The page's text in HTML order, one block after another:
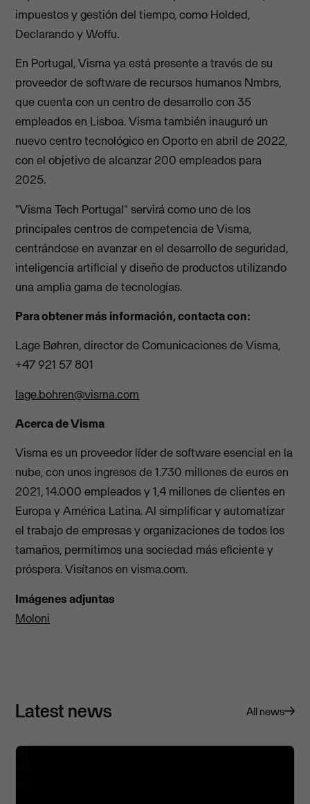
impuestos y gestión del tiempo, como Holded,
Declarando y Woffu.
En Portugal, Visma ya está presente a través de su
proveedor de software de recursos humanos Nmbrs,
que cuenta con un centro de desarrollo con 35
empleados en Lisboa. Visma también inauguró un
nuevo centro tecnológico en Oporto en abril de 2022,
con el objetivo de alcanzar 200 empleados para
2025.
"Visma Tech Portugal" servirá como uno de los
principales centros de competencia de Visma,
centrándose en avanzar en el desarrollo de seguridad,
inteligencia artificial y diseño de productos utilizando
una amplia gama de tecnologías.
Para obtener más información, contacta con:
Lage Bøhren, director de Comunicaciones de Visma,
+47 921 57 801
lage.bohren@visma.com
Acerca de Visma
Visma es un proveedor líder de software esencial en la
nube, con unos ingresos de 1.730 millones de euros en
2021, 14.000 empleados y 1,4 millones de clientes en
Europa y América Latina. Al simplificar y automatizar
el trabajo de empresas y organizaciones de todos los
tamaños, permitimos una sociedad más eficiente y
próspera. Visítanos en visma.com.
Imágenes adjuntas
Moloni
Latest news All news